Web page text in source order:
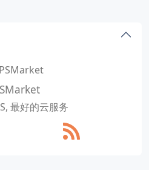
最好的云服务